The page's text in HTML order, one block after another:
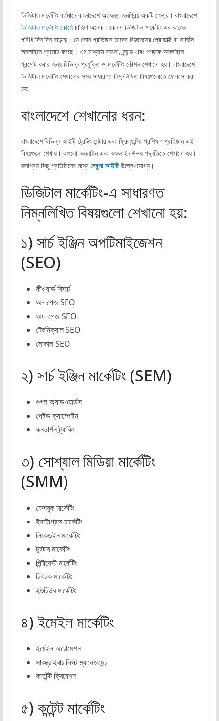
ডিজিটাল মার্কেটিং বর্তমানে বাংলাদেশে অত্যন্ত জনপ্রিয় একটি ক্ষেত্র। বাংলাদেশে
ডিজিটাল মার্কেটিং কোর্সেচাহিদা অনেক। কেননা ডিজিটাল মার্কেটিং এর কাজের
পরিধি দিন দিন বাড়ছে। যে কোন প্রতিষ্ঠান তাদের বিজনেসের প্রোডাক্ট বা সার্ভিস
অনলাইনে প্রমোট করছে। এর মাধ্যমে ব্যবসা, ব্র্যান্ড এবং পণ্যকে অনলাইনে
প্রমোট করার জন্য বিভিন্ন প্রযুক্তি ও মার্কেটিং কৌশল শেখানো হয়। বাংলাদেশে
ডিজিটাল মার্কেটিং শেখানোর সময় সাধারণত নিম্নলিখিত বিষয়গুলোতে ফোকাস করা
হয়:
বাংলাদেশে শেখানোর ধরন:
বাংলাদেশে বিভিন্ন আইটি ট্রেনিং সেন্টার এবং ফ্রিল্যান্সিং প্রশিক্ষণ প্রতিষ্ঠান এই
বিষয়গুলো শেখায়। এগুলো অনলাইন এবং অফলাইন উভয় পদ্ধতিতে শেখানো হয়।
জনপ্রিয় কিছু প্রতিষ্ঠানের মধ্যে নেবুলা আইটি উল্লেখযোগ্য।
ডিজিটাল মার্কেটিং-এ সাধারণত
নিম্নলিখিত বিষয়গুলো শেখানো হয়:
১) সার্চ ইঞ্জিন অপটিমাইজেশন
(SEO)
কীওয়ার্ড রিসার্চ
অন-পেজ SEO
অফ-পেজ SEO
টেকনিক্যাল SEO
লোকাল SEO
২) সার্চ ইঞ্জিন মার্কেটিং (SEM)
গুগল অ্যাডওয়ার্ডস
পেইড ক্যাম্পেইন
কনভার্শন ট্র্যাকিং
৩) সোশ্যাল মিডিয়া মার্কেটিং
(SMM)
ফেসবুক মার্কেটিং
ইনস্টাগ্রাম মার্কেটিং
লিংকডইন মার্কেটিং
টুইটার মার্কেটিং
পিন্টারেস্ট মার্কেটিং
টিকটক মার্কেটিং
ইউটিউব মার্কেটিং
৪) ইমেইল মার্কেটিং
ইমেইল অটোমেশন
সাবস্ক্রাইবার লিস্ট ম্যানেজমেন্ট
কনটেন্ট ক্রিয়েশন
৫) কন্টেন্ট মার্কেটিং